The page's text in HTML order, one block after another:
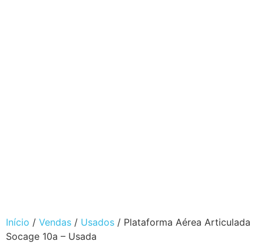
Início / Vendas / Usados / Plataforma Aérea Articulada
Socage 10a – Usada